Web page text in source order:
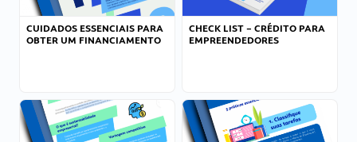
CUIDADOS ESSENCIAIS PARA
OBTER UM FINANCIAMENTO
CHECK LIST – CRÉDITO PARA
EMPREENDEDORES